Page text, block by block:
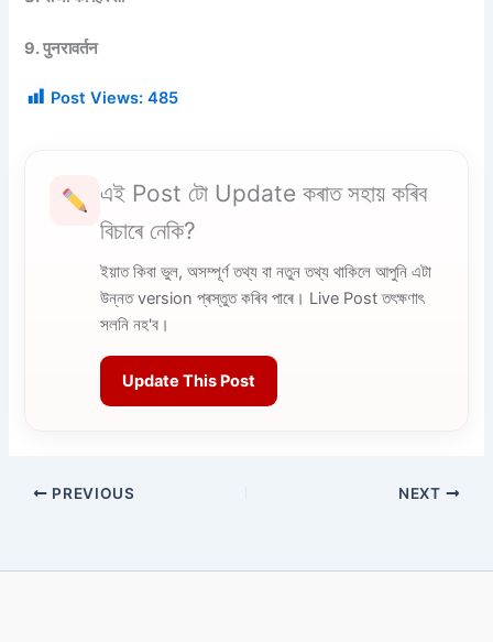
9. पुनरावर्तन
Post Views: 485
এই Post টো Update কৰাত সহায় কৰিব
বিচাৰে নেকি?
ইয়াত কিবা ভুল, অসম্পূৰ্ণ তথ্য বা নতুন তথ্য থাকিলে আপুনি এটা
উন্নত version প্ৰস্তুত কৰিব পাৰে। Live Post তৎক্ষণাৎ
সলনি নহ'ব।
Update This Post
PREVIOUS NEXT